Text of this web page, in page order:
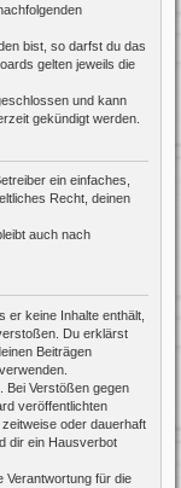
bist, so darfst du das
gelten jeweils die
und kann
gekündigt werden.
ein einfaches,
Recht, deinen
auch nach
er keine Inhalte enthält,
Du erklärst
Beiträgen
Bei Verstößen gegen
veröffentlichten
oder dauerhaft
dir ein Hausverbot
Verantwortung für die